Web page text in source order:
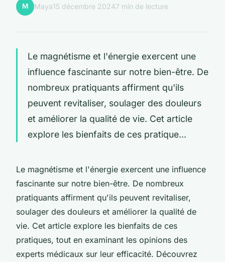
M Maya15 décembre 20247 min de lecture
Le magnétisme et l'énergie exercent une
influence fascinante sur notre bien-être. De
nombreux pratiquants affirment qu'ils
peuvent revitaliser, soulager des douleurs
et améliorer la qualité de vie. Cet article
explore les bienfaits de ces pratique...
Le magnétisme et l'énergie exercent une influence
fascinante sur notre bien-être. De nombreux
pratiquants affirment qu'ils peuvent revitaliser,
soulager des douleurs et améliorer la qualité de
vie. Cet article explore les bienfaits de ces
pratiques, tout en examinant les opinions des
experts médicaux sur leur efficacité. Découvrez